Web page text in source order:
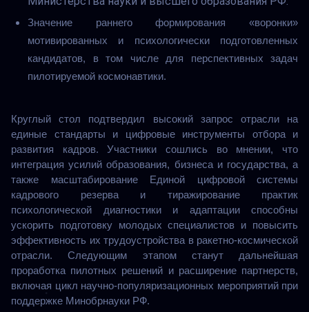
Значение раннего формирования «воронки»
мотивированных и психологически подготовленных
кандидатов, в том числе для перспективных задач
пилотируемой космонавтики.
Круглый стол подтвердил высокий запрос отрасли на
единые стандарты и цифровые инструменты отбора и
развития кадров. Участники сошлись во мнении, что
интеграция усилий образования, бизнеса и государства, а
также масштабирование Единой цифровой системы
кадрового резерва и тиражирование практик
психологической диагностики и адаптации способны
ускорить подготовку молодых специалистов и повысить
эффективность их трудоустройства в ракетно-космической
отрасли. Следующим этапом станут дальнейшая
проработка пилотных решений и расширение партнерств,
включая цикл научно-популяризационных мероприятий при
поддержке Минобрнауки РФ.